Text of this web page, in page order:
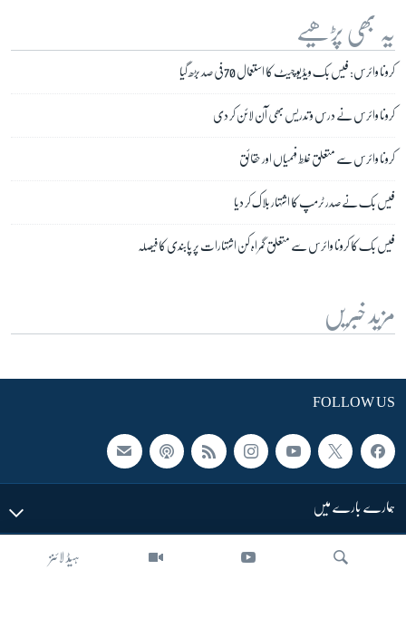
ہیڈ لائنز
یہ بھی پڑھیے
کرونا وائرس: فیس بک ویڈیو چیٹ کا استعمال 70 فی صد بڑھ گیا
کرونا وائرس نے درس و تدریس بھی آن لائن کر دی
کرونا وائرس سے متعلق غلط فہمیاں اور حقائق
فیس بک نے صدر ٹرمپ کا اشتہار بلاک کر دیا
فیس بک کا کرونا وائرس سے متعلق گمراہ کن اشتہارات پر پابندی کا فیصلہ
مزید خبریں
FOLLOW US
ہمارے بارے میں